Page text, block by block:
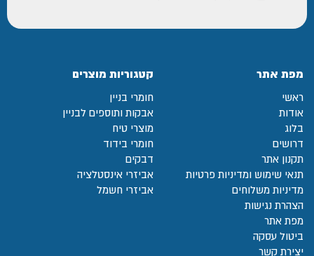
מפת אתר
ראשי
אודות
בלוג
דרושים
תקנון אתר
תנאי שימוש ומדיניות פרטיות
מדיניות משלוחים
הצהרת נגישות
מפת אתר
ביטול עסקה
יצירת קשר
קטגוריות מוצרים
חומרי בניין
אבקות ותוספים לבניין
מוצרי טיח
חומרי בידוד
דבקים
אביזרי אינסטלציה
אביזרי חשמל